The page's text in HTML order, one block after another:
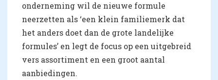
onderneming wil de nieuwe formule
neerzetten als ‘een klein familiemerk dat
het anders doet dan de grote landelijke
formules’ en legt de focus op een uitgebreid
vers assortiment en een groot aantal
aanbiedingen.